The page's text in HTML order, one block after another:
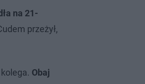
na 21-
przeżył,
Obaj